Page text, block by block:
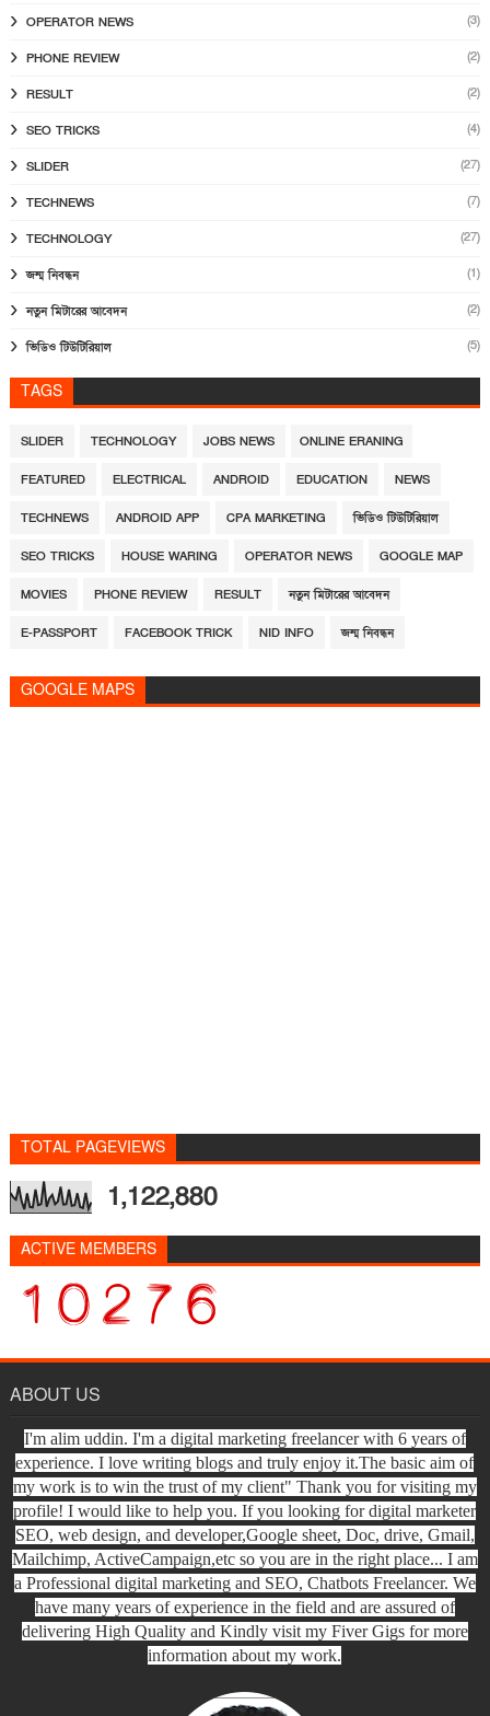
OPERATOR NEWS (3)
PHONE REVIEW (2)
RESULT (2)
SEO TRICKS (4)
SLIDER (27)
TECHNEWS (7)
TECHNOLOGY (27)
জন্ম নিবন্ধন (1)
নতুন মিটারের আবেদন (2)
ভিডিও টিউটিরিয়াল (5)
TAGS
SLIDER TECHNOLOGY JOBS NEWS ONLINE ERANING
FEATURED ELECTRICAL ANDROID EDUCATION NEWS
TECHNEWS ANDROID APP CPA MARKETING ভিডিও টিউটিরিয়াল
SEO TRICKS HOUSE WARING OPERATOR NEWS GOOGLE MAP
MOVIES PHONE REVIEW RESULT নতুন মিটারের আবেদন
E-PASSPORT FACEBOOK TRICK NID INFO জন্ম নিবন্ধন
GOOGLE MAPS
TOTAL PAGEVIEWS
1,122,880
ACTIVE MEMBERS
ABOUT US
I'm alim uddin. I'm a digital marketing freelancer with 6 years of
experience. I love writing blogs and truly enjoy it.The basic aim of
my work is to win the trust of my client" Thank you for visiting my
profile! I would like to help you. If you looking for digital marketer
SEO, web design, and developer,Google sheet, Doc, drive, Gmail,
Mailchimp, ActiveCampaign,etc so you are in the right place... I am
a Professional digital marketing and SEO, Chatbots Freelancer. We
have many years of experience in the field and are assured of
delivering High Quality and Kindly visit my Fiver Gigs for more
information about my work.